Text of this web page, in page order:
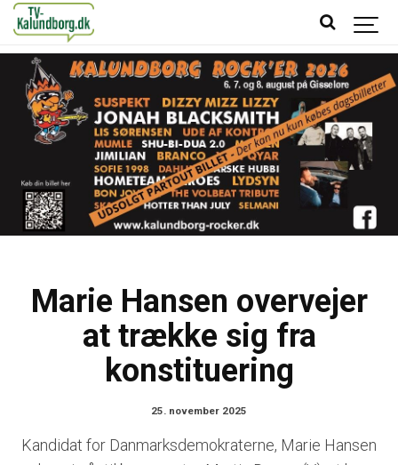
Marie Hansen overvejer
at trække sig fra
konstituering
25. november 2025
Kandidat for Danmarksdemokraterne, Marie Hansen